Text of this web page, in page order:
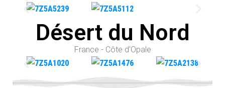
Désert du Nord
France - Côte d'Opale